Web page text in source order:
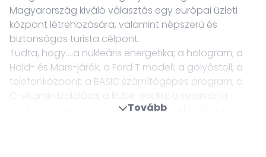
Magyarország kiváló választás egy európai üzleti
központ létrehozására, valamint népszerű és
biztonságos turista célpont.
Tudta, hogy….a nukleáris energetika; a hologram; a
Hold- és Mars-járók; a Ford T modell; a golyóstoll; a
telefonközpont; a BASIC számítógépes program; a
C-vitamin izolálása; a Rubik-kocka; a dinamó; a
gyufa; a szódavíz; a színes tévé; a karburátor és
Tovább